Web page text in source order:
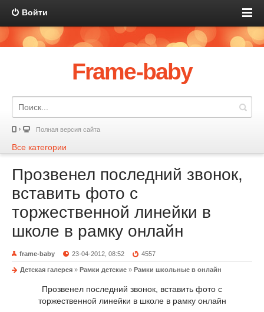
Войти
Frame-baby
Полная версия сайта
Все категории
Прозвенел последний звонок,
вставить фото с
торжественной линейки в
школе в рамку онлайн
frame-baby 23-04-2012, 08:52 4557
Детская галерея » Рамки детские » Рамки школьные в онлайн
Прозвенел последний звонок, вставить фото с
торжественной линейки в школе в рамку онлайн